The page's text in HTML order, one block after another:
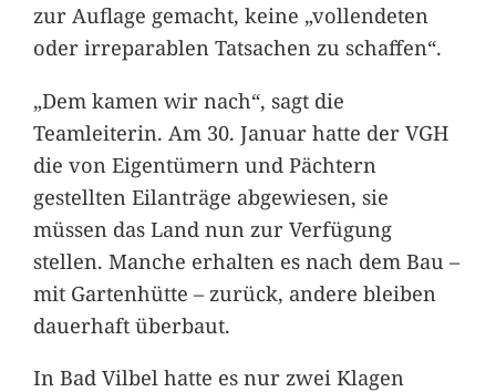
zur Auflage gemacht, keine „vollendeten
oder irreparablen Tatsachen zu schaffen“.
„Dem kamen wir nach“, sagt die
Teamleiterin. Am 30. Januar hatte der VGH
die von Eigentümern und Pächtern
gestellten Eilanträge abgewiesen, sie
müssen das Land nun zur Verfügung
stellen. Manche erhalten es nach dem Bau –
mit Gartenhütte – zurück, andere bleiben
dauerhaft überbaut.
In Bad Vilbel hatte es nur zwei Klagen